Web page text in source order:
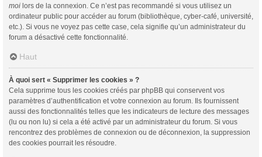
moi lors de la connexion. Ce n’est pas recommandé si vous utilisez un
ordinateur public pour accéder au forum (bibliothèque, cyber-café, université,
etc.). Si vous ne voyez pas cette case, cela signifie qu’un administrateur du
forum a désactivé cette fonctionnalité.
Haut
À quoi sert « Supprimer les cookies » ?
Cela supprime tous les cookies créés par phpBB qui conservent vos
paramètres d’authentification et votre connexion au forum. Ils fournissent
aussi des fonctionnalités telles que les indicateurs de lecture des messages
(lu ou non lu) si cela a été activé par un administrateur du forum. Si vous
rencontrez des problèmes de connexion ou de déconnexion, la suppression
des cookies pourrait les résoudre.